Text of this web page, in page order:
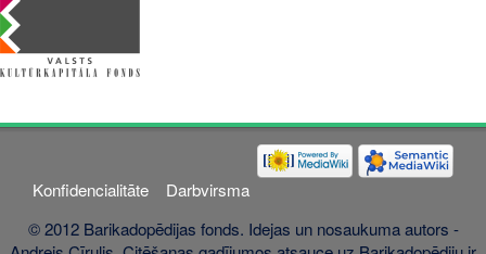
Konfidencialitāte
Darbvirsma
© 2012 Barikadopēdijas fonds. Idejas un nosaukuma autors -